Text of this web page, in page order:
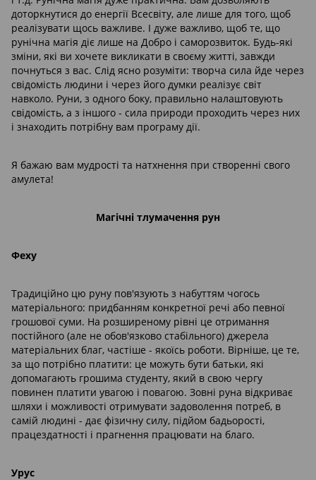
доторкнутися до енергії Всесвіту, але лише для того, щоб
реалізувати щось важливе. І дуже важливо, щоб те, що
рунічна магія діє лише на Добро і саморозвиток. Будь-які
зміни, які ви хочете викликати в своєму житті, завжди
почнуться з вас. Слід ясно розуміти: творча сила йде через
свідомість людини і через його думки реалізує світ
навколо. Руни, з одного боку, правильно налаштовують
свідомість, а з іншого - сила природи проходить через них
і знаходить потрібну вам програму дії.
Я бажаю вам мудрості та натхнення при створенні свого
амулета!
Магічні тлумачення рун
Феху
Традиційно цю руну пов'язують з набуттям чогось
матеріального: придбанням конкретної речі або певної
грошової суми. На розширеному рівні це отримання
постійного (але не обов'язково стабільного) джерела
матеріальних благ, частіше - якоїсь роботи. Вірніше, це те,
за що потрібно платити: це можуть бути батьки, які
допомагають грошима студенту, який в свою чергу
повинен платити увагою і повагою. Зовні руна відкриває
шляхи і можливості отримувати задоволення потреб, в
самій людині - дає фізичну силу, підйом бадьорості,
працездатності і прагнення працювати на благо.
Урус